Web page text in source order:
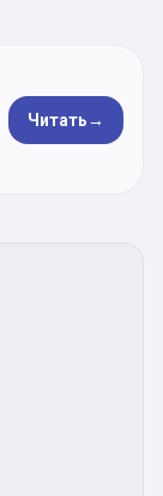
Читать→